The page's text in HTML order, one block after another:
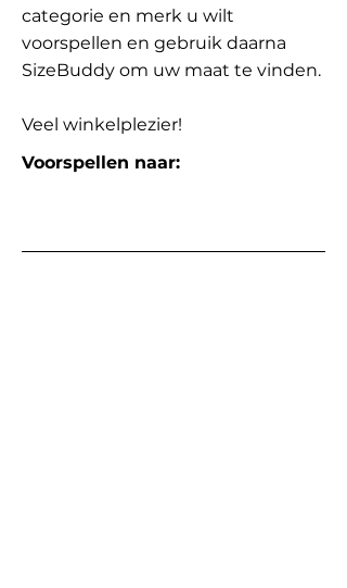
categorie en merk u wilt
voorspellen en gebruik daarna
SizeBuddy om uw maat te vinden.
Veel winkelplezier!
Voorspellen naar: